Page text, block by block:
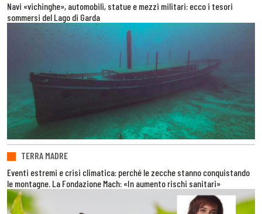
Navi «vichinghe», automobili, statue e mezzi militari: ecco i tesori
sommersi del Lago di Garda
TERRA MADRE
Eventi estremi e crisi climatica: perché le zecche stanno conquistando
le montagne. La Fondazione Mach: «In aumento rischi sanitari»